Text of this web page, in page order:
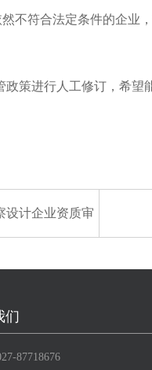
符合法定条件的企业
进行人工修订，希望
设计企业资质审
们
87718676